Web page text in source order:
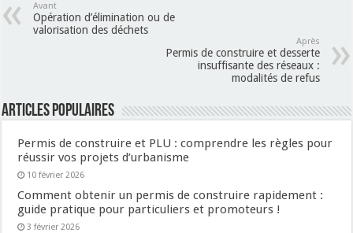
Avant
Opération d’élimination ou de
valorisation des déchets
Après
Permis de construire et desserte
insuffisante des réseaux :
modalités de refus
Articles populaires
Permis de construire et PLU : comprendre les règles pour
réussir vos projets d’urbanisme
10 février 2026
Comment obtenir un permis de construire rapidement :
guide pratique pour particuliers et promoteurs !
3 février 2026